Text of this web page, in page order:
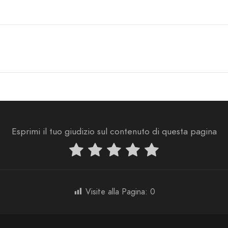
Esprimi il tuo giudizio sul contenuto di questa pagina
Visite alla Pagina: 0